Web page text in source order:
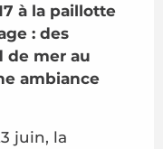
à la paillotte
: des
de mer au
ambiance
juin, la